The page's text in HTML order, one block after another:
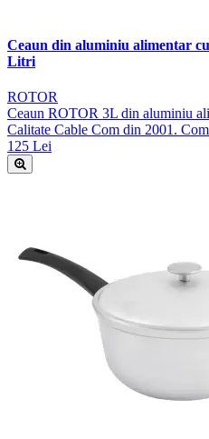
Ceaun din aluminiu alimentar
Litri
ROTOR
Ceaun ROTOR 3L din aluminiu
Calitate Cable Com din 2001.
125 Lei